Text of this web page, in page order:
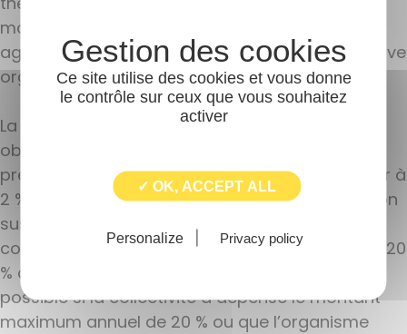
montant, la date et l’identité de l’organisme
agréé. Il peut participer à une formation collective
organisée sur place par sa collectivité.
La formation des élu.e.s constitue une dépense
obligatoire pour la collectivité. Le montant
prévisionnel des dépenses ne peut être inférieur à
2 % du montant total des indemnités de fonction
susceptibles d’être allouées aux élu.e.s de la
commune. Leur montant réel ne peut dépasser 20
% du même montant. Un refus est toutefois
possible si la collectivité a dépensé le montant
maximum annuel de 20 % ou que l’organisme
Ce site utilise des cookies et vous donne
le contrôle sur ceux que vous souhaitez
activer
✓ OK, ACCEPT ALL
Personalize Privacy policy